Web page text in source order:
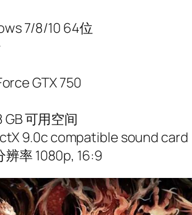
7/8/10 64位
GTX 750
可用空间
9.0c compatible sound card
率 1080p, 16:9